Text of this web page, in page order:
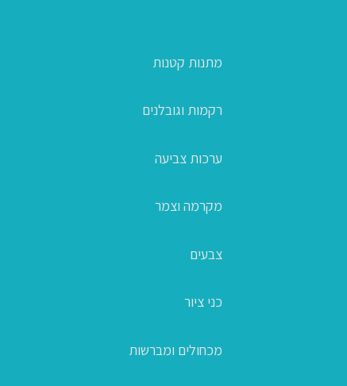
מתנות קטנות
רקמות וגובלנים
ערכות צביעה
מקרמה וצמר
צבעים
כני ציור
מכחולים ומברשות